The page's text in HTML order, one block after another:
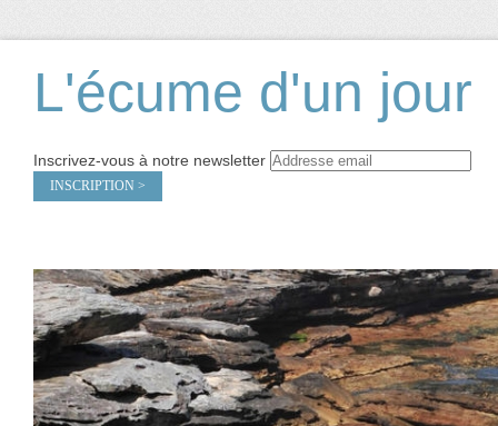
L'écume d'un jour
Inscrivez-vous à notre newsletter